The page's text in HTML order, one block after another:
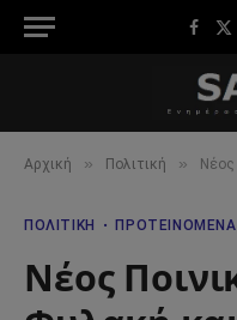
X
Αρχική » Πολιτική » Νέος
ΠΟΛΙΤΙΚΉ ΠΡΟΤΕΙΝΌΜΕΝΑ
Νέος